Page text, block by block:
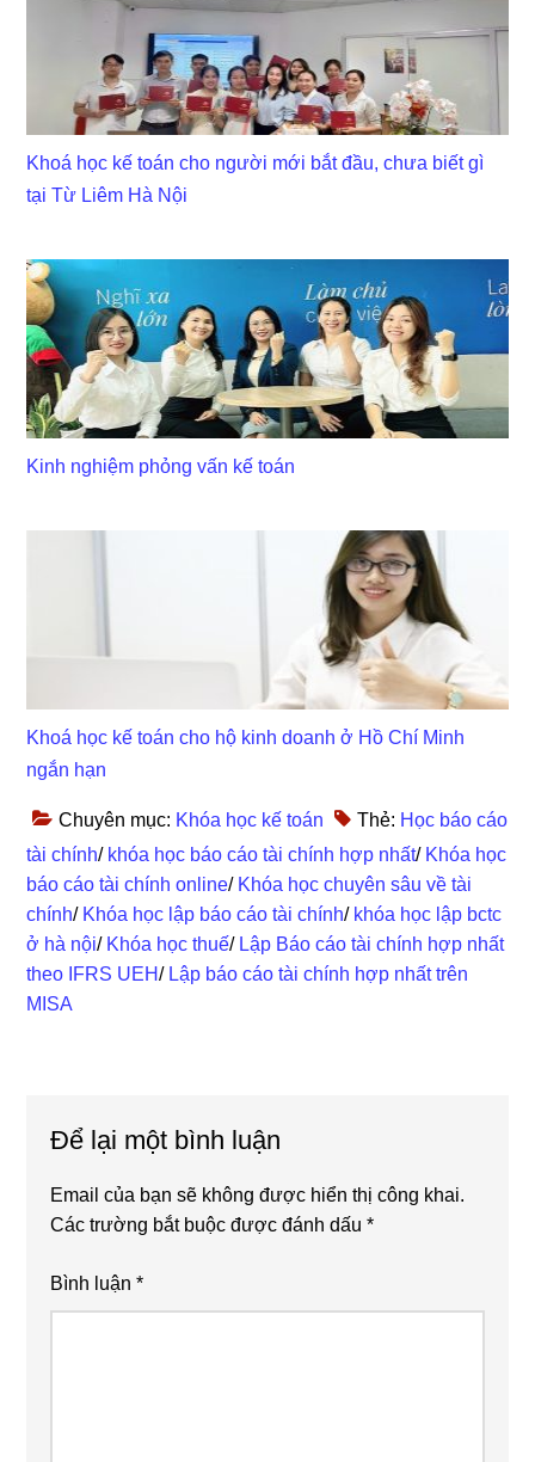
Khoá học kế toán cho người mới bắt đầu, chưa biết gì
tại Từ Liêm Hà Nội
Kinh nghiệm phỏng vấn kế toán
Khoá học kế toán cho hộ kinh doanh ở Hồ Chí Minh
ngắn hạn
Chuyên mục: Khóa học kế toán Thẻ: Học báo cáo
tài chính/ khóa học báo cáo tài chính hợp nhất/ Khóa học
báo cáo tài chính online/ Khóa học chuyên sâu về tài
chính/ Khóa học lập báo cáo tài chính/ khóa học lập bctc
ở hà nội/ Khóa học thuế/ Lập Báo cáo tài chính hợp nhất
theo IFRS UEH/ Lập báo cáo tài chính hợp nhất trên
MISA
Interactions
Để lại một bình luận
Email của bạn sẽ không được hiển thị công khai.
Các trường bắt buộc được đánh dấu*
Bình luận*